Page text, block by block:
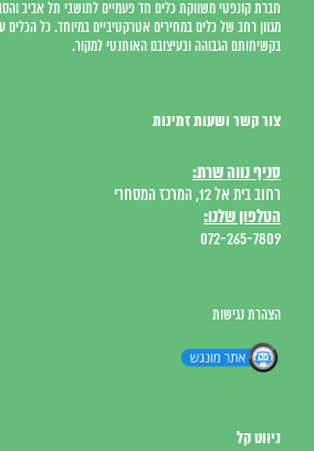
חברת קונפטי משווקת כלים חד פעמיים לתושבי תל אביב
מגוון רחב של כלים במחירים אטרקטיביים במיוחד. כל הכלים
בקשיחותם הגבוהה ובעיצובם האותנטי למקור.
צור קשר ושעות זמינות
סניף נווה שרת:
רחוב בית אל 12, המרכז המסחרי
הטלפון שלנו:
072-265-7809
הצהרת נגישות
ניווט קל